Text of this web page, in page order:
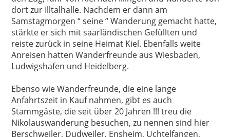
dort zur Illtalhalle. Nachdem er dann am
Samstagmorgen “ seine “ Wanderung gemacht hatte,
stärkte er sich mit saarländischen Gefüllten und
reiste zurück in seine Heimat Kiel. Ebenfalls weite
Anreisen hatten Wanderfreunde aus Wiesbaden,
Ludwigshafen und Heidelberg.
Ebenso wie Wanderfreunde, die eine lange
Anfahrtszeit in Kauf nahmen, gibt es auch
Stammgäste, die seit über 20 Jahren !!! treu die
Nikolauswanderung besuchen, zu nennen sind hier
Berschweiler, Dudweiler, Ensheim, Uchtelfangen,